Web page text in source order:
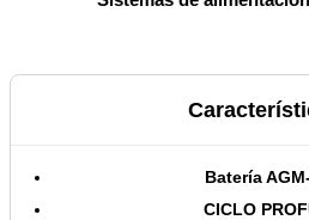
Batería
CICLO